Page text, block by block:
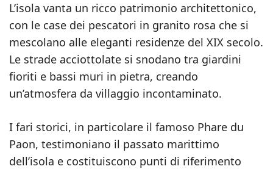
L’isola vanta un ricco patrimonio architettonico,
con le case dei pescatori in granito rosa che si
mescolano alle eleganti residenze del XIX secolo.
Le strade acciottolate si snodano tra giardini
fioriti e bassi muri in pietra, creando
un’atmosfera da villaggio incontaminato.
I fari storici, in particolare il famoso Phare du
Paon, testimoniano il passato marittimo
dell’isola e costituiscono punti di riferimento